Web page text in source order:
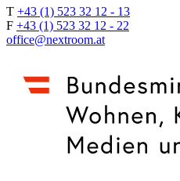
T +43 (1) 523 32 12 - 13
F +43 (1) 523 32 12 - 22
office@nextroom.at